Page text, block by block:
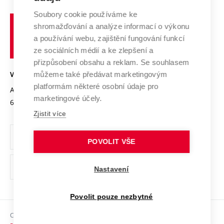
Systém zajišťování kvality výzkumu
Výzkumné infrastruktury
Transfer znalostí
Open Science
Projekty
Projekty ze strukturálních fondů
Specifický výzkum
Spolupráce se školami
Služby univerzity
Mezinárodní dohody
Univerzitní sítě
Profil univerzity
Udržitelná univerzita
Podnikavá univerzita / ContriBUTe
Bezpečná univerzita
Vyznamenání
Organizační struktura
Ochrana osobních údajů
odkaz)
Sociální bezpečí
učení
technické
VYSOKÉ UČENÍ TECHNICKÉ V BRNĚ
Antonínská 548/1
602 00 Brno
www.vut.cz
vut@vutbr.cz
Copyright © 2026 VUT
Soubory cookie používáme ke
shromažďování a analýze informací o výkonu
a používání webu, zajištění fungování funkcí
ze sociálních médií a ke zlepšení a
přizpůsobení obsahu a reklam. Se souhlasem
můžeme také předávat marketingovým
platformám některé osobní údaje pro
marketingové účely.
Zjistit více
POVOLIT VŠE
Nastavení
Povolit pouze nezbytné